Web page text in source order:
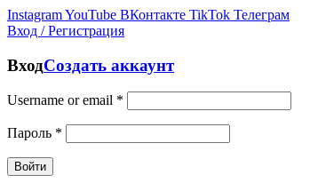
InstagramYouTube ВКонтакте TikTok Телеграм
Вход / Регистрация
ВходСоздать аккаунт
Username or email *
Пароль *
Войти